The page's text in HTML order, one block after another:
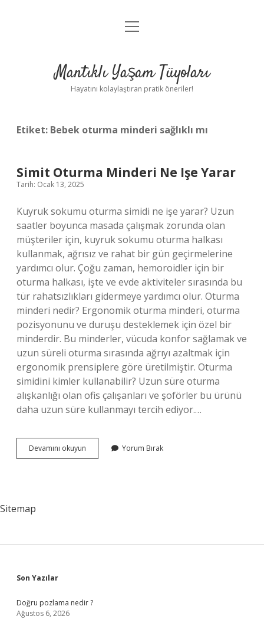
Anasayfa
Yasal Uyarı
menüyü
Mantıklı Yaşam Tüyoları
Hayatını kolaylaştıran pratik öneriler!
Etiket: Bebek oturma minderi sağlıklı mı
Simit Oturma Minderi Ne Işe Yarar
Tarih: Ocak 13, 2025
Kuyruk sokumu oturma simidi ne işe yarar? Uzun
saatler boyunca masada çalışmak zorunda olan
müşteriler için, kuyruk sokumu oturma halkası
kullanmak, ağrısız ve rahat bir gün geçirmelerine
yardımcı olur. Çoğu zaman, hemoroidler için bir
oturma halkası, işte ve evde aktiviteler sırasında bu
tür rahatsızlıkları gidermeye yardımcı olur. Oturma
minderi nedir? Ergonomik oturma minderi, oturma
pozisyonunu ve duruşu desteklemek için özel bir
minderdir. Bu minderler, vücuda konfor sağlamak ve
uzun süreli oturma sırasında ağrıyı azaltmak için
ergonomik prensiplere göre üretilmiştir. Oturma
simidini kimler kullanabilir? Uzun süre oturma
alışkanlığı olan ofis çalışanları ve şoförler bu ürünü
daha uzun süre kullanmayı tercih ediyor.…
Devamını okuyun
Oturma
Yorum Bırak
Sitemap
Sidebar
Son Yazılar
Doğru pozlama nedir ?
Ağustos 6, 2026